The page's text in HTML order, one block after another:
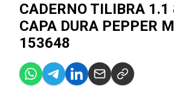
CADERNO TILIBRA 1.1
CAPA DURA PEPPER
153648